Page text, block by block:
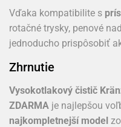
Vďaka kompatibilite s
rotačné trysky, penové
jednoducho prispôsobiť
Zhrnutie
Vysokotlakový čistič
ZDARMA je najlepšou
najkompletnejší model